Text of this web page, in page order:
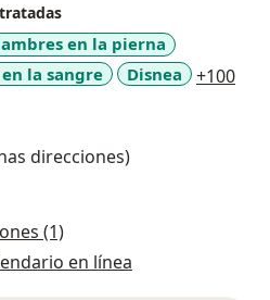
en la pierna
la sangre
Disnea +100
direcciones)
(1)
en línea